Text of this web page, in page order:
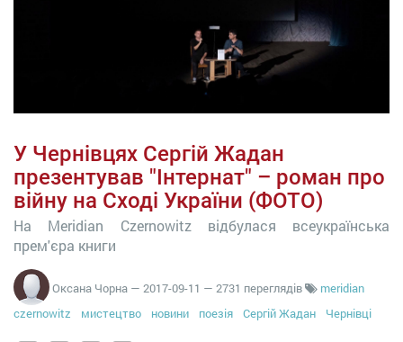
У Чернівцях Сергій Жадан
презентував "Інтернат" – роман про
війну на Сході України (ФОТО)
На Meridian Czernowitz відбулася всеукраїнська
прем'єра книги
Оксана Чорна — 2017-09-11 — 2731 переглядів
meridian
czernowitz
мистецтво новини поезія Сергій Жадан Чернівці